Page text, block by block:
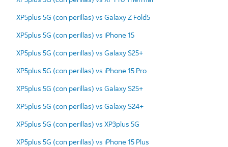
XP5plus 5G (con perillas) vs Galaxy Z Fold5
XP5plus 5G (con perillas) vs iPhone 15
XP5plus 5G (con perillas) vs Galaxy S25+
XP5plus 5G (con perillas) vs iPhone 15 Pro
XP5plus 5G (con perillas) vs Galaxy S25+
XP5plus 5G (con perillas) vs Galaxy S24+
XP5plus 5G (con perillas) vs XP3plus 5G
XP5plus 5G (con perillas) vs iPhone 15 Plus